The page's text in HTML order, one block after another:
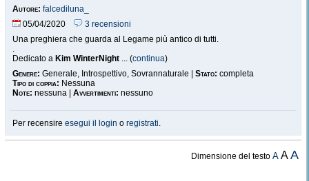
Autore: falcediluna_
05/04/2020
3 recensioni
Una preghiera che guarda al Legame più antico di tutti.
.
Dedicato a Kim WinterNight ... (continua)
Genere: Generale, Introspettivo, Sovrannaturale | Stato: completa
Tipo di coppia: Nessuna
Note: nessuna | Avvertimenti: nessuno
Per recensire esegui il login o registrati.
Dimensione del testoA AA